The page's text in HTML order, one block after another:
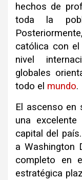
hechos de
toda la
católica con
nivel
globales
todo el mundo.
El ascenso en
una
capital del
a Washington
completo en
estratégica